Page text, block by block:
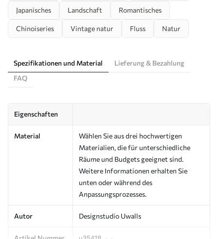
Japanisches Landschaft Romantisches
Chinoiseries Vintage natur Fluss Natur
Spezifikationen und Material
Lieferung & Bezahlung
FAQ
Eigenschaften
Material
Wählen Sie aus drei hochwertigen
Materialien, die für unterschiedliche
Räume und Budgets geeignet sind.
Weitere Informationen erhalten Sie
unten oder während des
Anpassungsprozesses.
Autor Designstudio Uwalls